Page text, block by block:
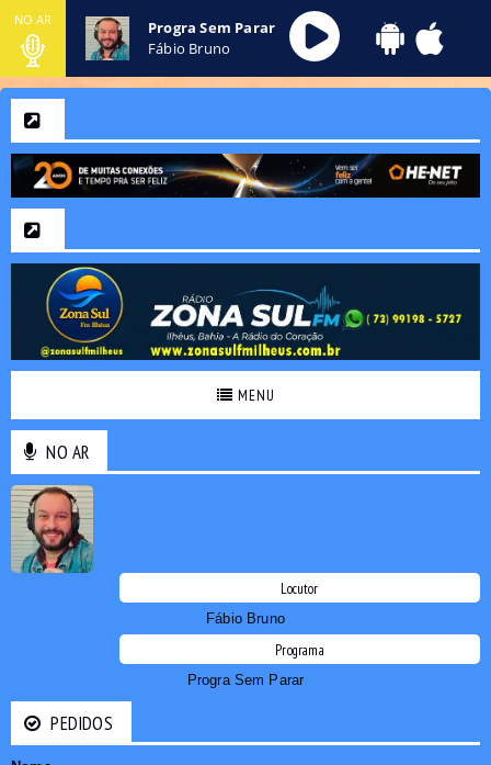
NO AR
Progra Sem Parar
Fábio Bruno
MENU
NO AR
Locutor
Fábio Bruno
Programa
Progra Sem Parar
PEDIDOS